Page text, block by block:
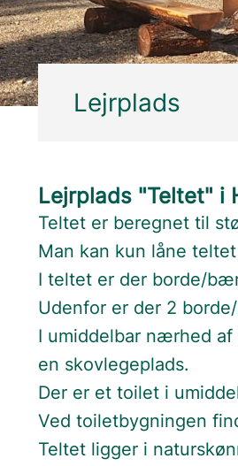
Lejrplads
Lejrplads "Teltet" i
Teltet er beregnet til
Man kan kun låne
I teltet er der borde/
Udenfor er der 2
I umiddelbar nærhed
en skovlegeplads.
Der er et toilet i
Ved toiletbygningen
Teltet ligger i